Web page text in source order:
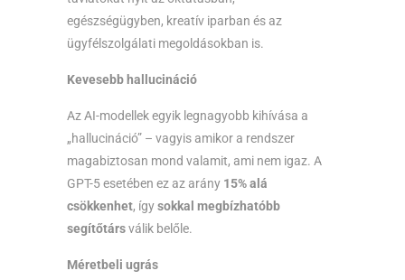
egészségügyben, kreatív iparban és az
ügyfélszolgálati megoldásokban is.
Kevesebb hallucináció
Az AI-modellek egyik legnagyobb kihívása a
„hallucináció” – vagyis amikor a rendszer
magabiztosan mond valamit, ami nem igaz. A
GPT-5 esetében ez az arány 15% alá
csökkenhet, ígysokkal megbízhatóbb
segítőtársválik belőle.
Méretbeli ugrás